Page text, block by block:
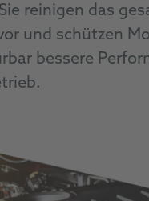
reinigen das
und schützen
bessere